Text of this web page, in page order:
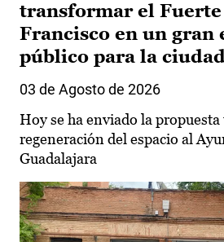
transformar el Fuerte
Francisco en un gran
público para la
03 de Agosto de 2026
Hoy se ha enviado la propuesta
regeneración del espacio al
Guadalajara